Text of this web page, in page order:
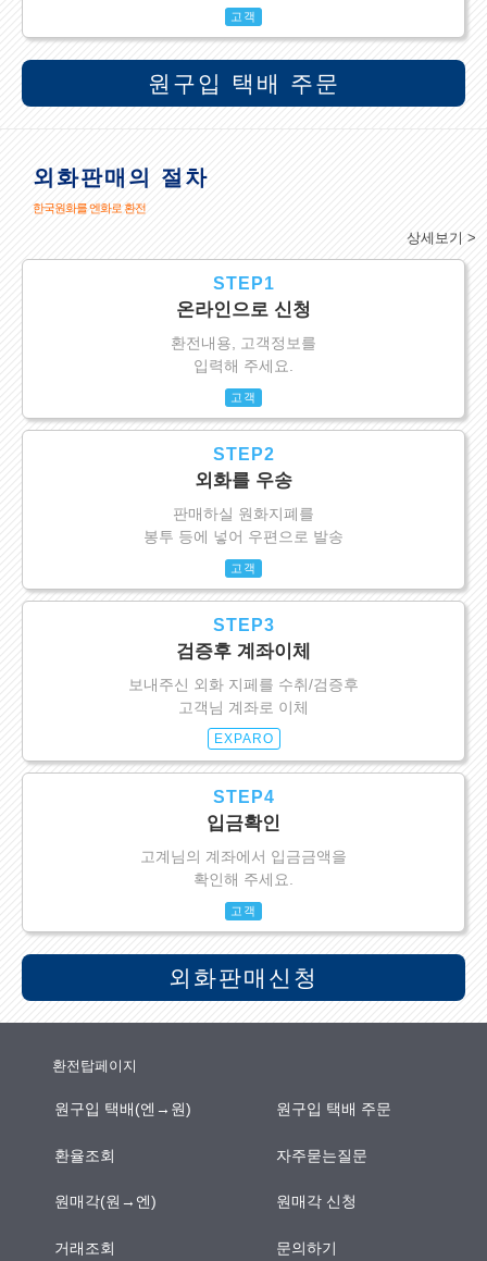
고객
원구입 택배 주문
외화판매의 절차
한국원화를 엔화로 환전
상세보기 >
STEP1
온라인으로 신청
환전내용, 고객정보를
입력해 주세요.
고객
STEP2
외화를 우송
판매하실 원화지폐를
봉투 등에 넣어 우편으로 발송
고객
STEP3
검증후 계좌이체
보내주신 외화 지페를 수취/검증후
고객님 계좌로 이체
EXPARO
STEP4
입금확인
고계님의 계좌에서 입금금액을
확인해 주세요.
고객
외화판매신청
환전탑페이지
원구입 택배(엔→원) 원구입 택배 주문
환율조회 자주묻는질문
원매각(원→엔) 원매각 신청
거래조회 문의하기